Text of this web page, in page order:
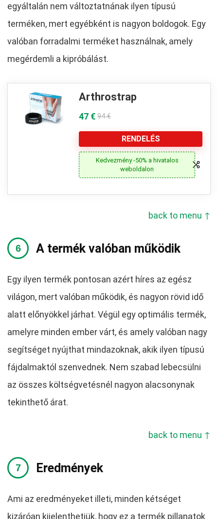
egyáltalán nem változtatnának ilyen típusú
terméken, mert egyébként is nagyon boldogok. Egy
valóban forradalmi terméket használnak, amely
megérdemli a kipróbálást.
Arthrostrap
47 € 94 €
RENDELÉS
Kedvezmény -50% a hivatalos
weboldalon
back to menu ↑
A termék valóban működik
Egy ilyen termék pontosan azért híres az egész
világon, mert valóban működik, és nagyon rövid idő
alatt előnyökkel járhat. Végül egy optimális termék,
amelyre minden ember várt, és amely valóban nagy
segítséget nyújthat mindazoknak, akik ilyen típusú
fájdalmaktól szenvednek. Nem szabad lebecsülni
az összes költségvetésnél nagyon alacsonynak
tekinthető árat.
back to menu ↑
Eredmények
Ami az eredményeket illeti, minden kétséget
kizáróan kijelenthetjük, hogy ez a termék pillanatok